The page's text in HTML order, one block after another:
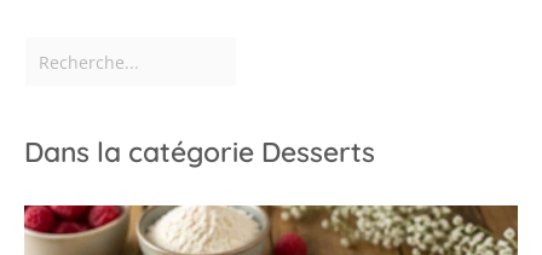
Dans la catégorie Desserts